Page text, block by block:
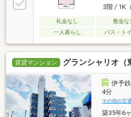
3階 / 1K
礼金なし 敷金な
一人暮らし
バス・ト
賃貸マンション グランシャリオ（
伊予
4分
その他の交通
築35年6